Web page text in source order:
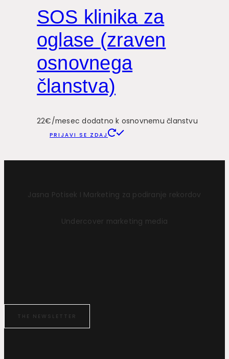
SOS klinika za
oglase (zraven
osnovnega
članstva)
22€/mesec dodatno k osnovnemu članstvu
PRIJAVI SE ZDAJ
Jasna Potisek I Marketing za podiranje rekordov
Undercover marketing media
THE NEWSLETTER